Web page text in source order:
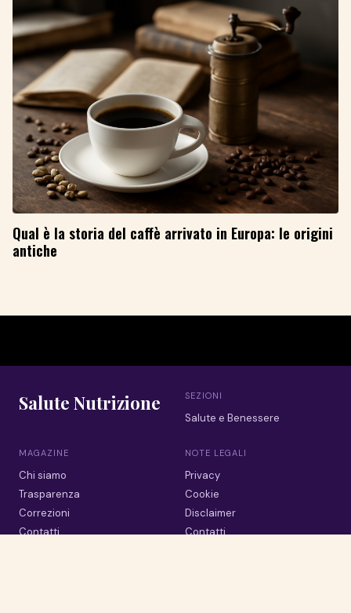
Qual è la storia del caffè arrivato in Europa: le origini
antiche
Salute Nutrizione SEZIONI
Salute e Benessere
MAGAZINE
Chi siamo
Trasparenza
Correzioni
Contatti
NOTE LEGALI
Privacy
Cookie
Disclaimer
Contatti